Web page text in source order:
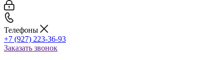
Телефоны
+7 (927) 223-36-93
Заказать звонок